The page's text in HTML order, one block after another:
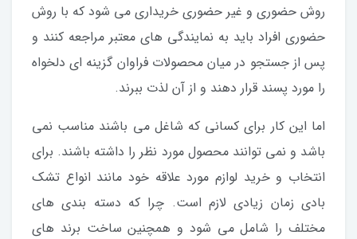
روش حضوری و غیر حضوری خریداری می شود که با روش
حضوری افراد باید به نمایندگی های معتبر مراجعه کنند و
پس از جستجو در میان محصولات فراوان گزینه ای دلخواه
را مورد پسند قرار دهند و از آن لذت ببرند.
اما این کار برای کسانی که شاغل می باشند مناسب نمی
باشد و نمی توانند محصول مورد نظر را داشته باشند. برای
انتخاب و خرید لوازم مورد علاقه خود مانند انواع تشک
بادی زمان زیادی لازم است. چرا که دسته بندی های
مختلف را شامل می شود و همچنین ساخت برند های